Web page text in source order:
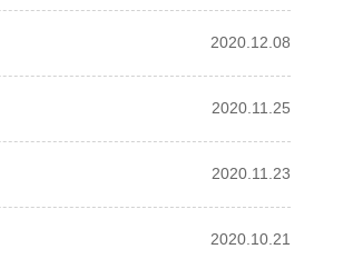
2020.12.08
2020.11.25
2020.11.23
2020.10.21